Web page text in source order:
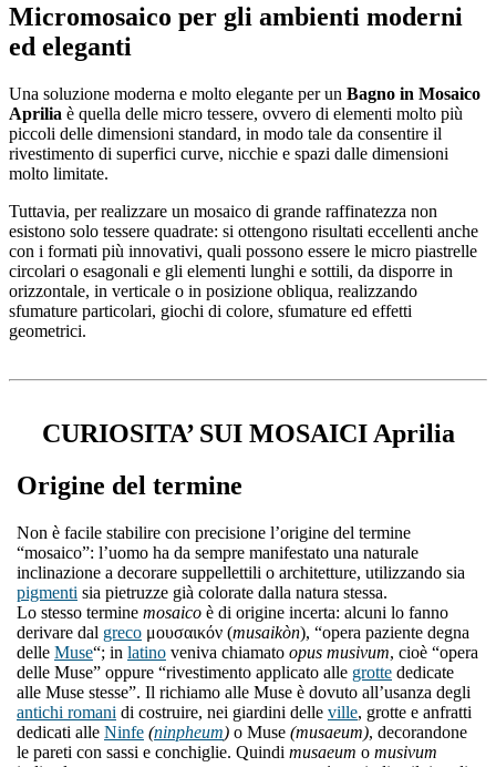
Micromosaico per gli ambienti moderni
ed eleganti
Una soluzione moderna e molto elegante per un Bagno in Mosaico
Aprilia è quella delle micro tessere, ovvero di elementi molto più
piccoli delle dimensioni standard, in modo tale da consentire il
rivestimento di superfici curve, nicchie e spazi dalle dimensioni
molto limitate.
Tuttavia, per realizzare un mosaico di grande raffinatezza non
esistono solo tessere quadrate: si ottengono risultati eccellenti anche
con i formati più innovativi, quali possono essere le micro piastrelle
circolari o esagonali e gli elementi lunghi e sottili, da disporre in
orizzontale, in verticale o in posizione obliqua, realizzando
sfumature particolari, giochi di colore, sfumature ed effetti
geometrici.
CURIOSITA’ SUI MOSAICI Aprilia
Origine del termine
Non è facile stabilire con precisione l’origine del termine
“mosaico”: l’uomo ha da sempre manifestato una naturale
inclinazione a decorare suppellettili o architetture, utilizzando sia
pigmenti sia pietruzze già colorate dalla natura stessa.
Lo stesso termine mosaico è di origine incerta: alcuni lo fanno
derivare dal greco μουσαικόν (musaikòn), “opera paziente degna
delle Muse“; in latino veniva chiamato opus musivum, cioè “opera
delle Muse” oppure “rivestimento applicato alle grotte dedicate
alle Muse stesse”. Il richiamo alle Muse è dovuto all’usanza degli
antichi romani di costruire, nei giardini delle ville, grotte e anfratti
dedicati alle Ninfe (ninpheum) o Muse (musaeum), decorandone
le pareti con sassi e conchiglie. Quindi musaeum o musivum